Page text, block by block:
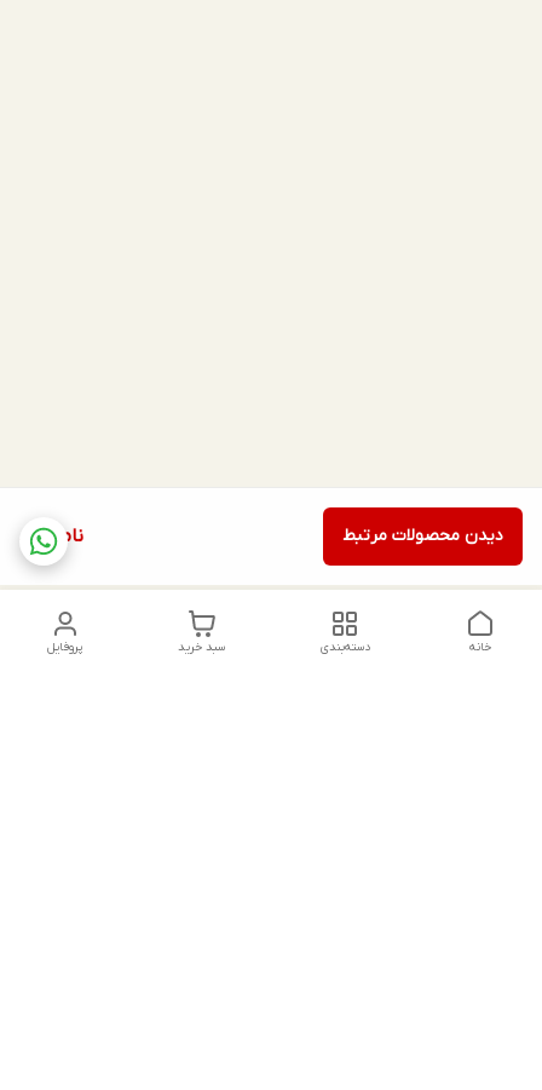
ناموجود دیدن محصولات مرتبط
پروفایل سبد خرید دسته‌بندی خانه